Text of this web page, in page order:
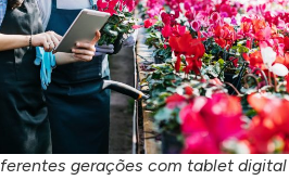
gerações com tablet digital